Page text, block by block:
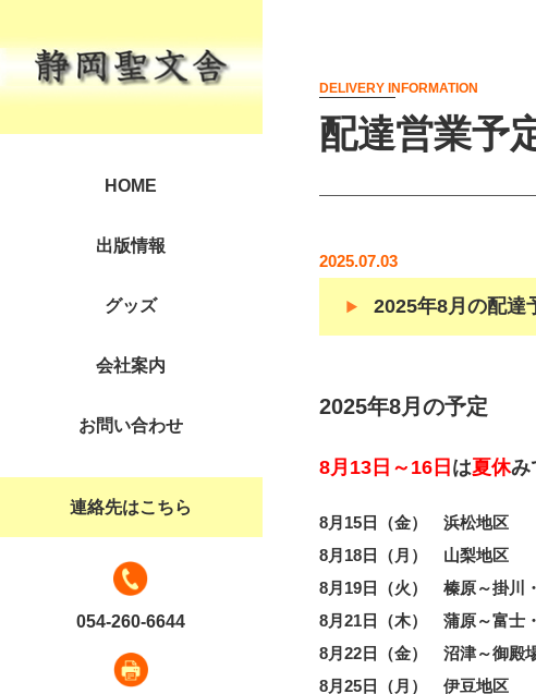
DELIVERY INFORMATION
配達営業予
2025.07.03
2025年8月の配達
2025年8月の予定
8月13日～16日 は夏休み
8月15日（金） 浜松地区
8月18日（月） 山梨地区
8月19日（火） 榛原～掛川
8月21日（木） 蒲原～富士
8月22日（金） 沼津～御殿
8月25日（月） 伊豆地区
HOME
出版情報
グッズ
会社案内
お問い合わせ
連絡先はこちら
054-260-6644